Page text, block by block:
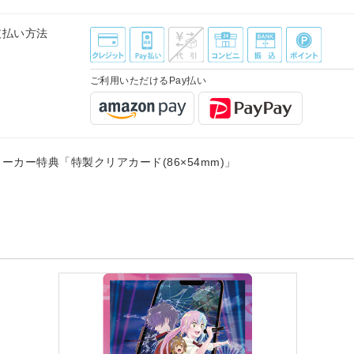
い方法
ご利用いただけるPay払い
カー特典「特製クリアカード(86×54mm)」